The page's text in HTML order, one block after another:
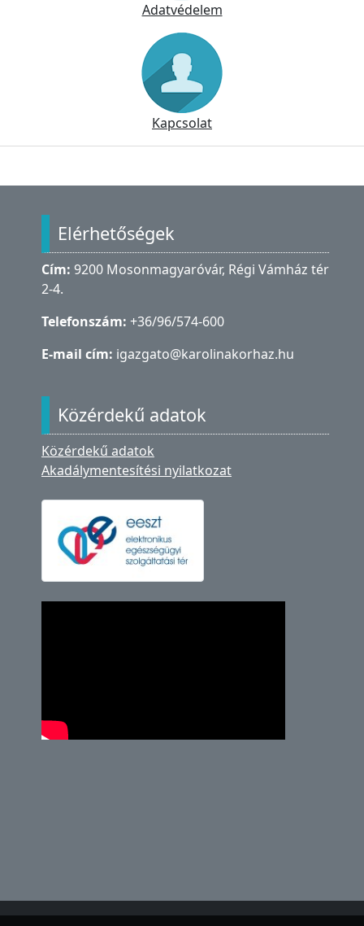
Adatvédelem
Kapcsolat
Elérhetőségek
Cím: 9200 Mosonmagyaróvár, Régi Vámház tér
2-4.
Telefonszám: +36/96/574-600
E-mail cím: igazgato@karolinakorhaz.hu
Közérdekű adatok
Közérdekű adatok
Akadálymentesítési nyilatkozat